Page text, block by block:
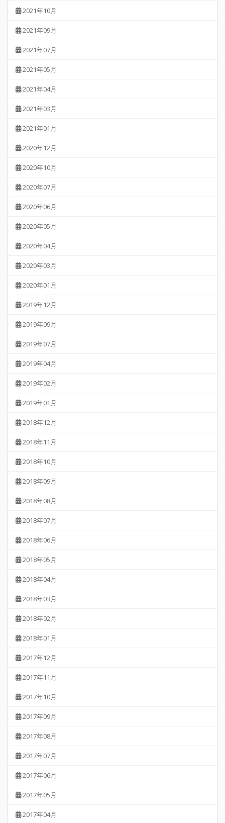
2021年10月
2021年09月
2021年07月
2021年05月
2021年04月
2021年03月
2021年01月
2020年12月
2020年10月
2020年07月
2020年06月
2020年05月
2020年04月
2020年03月
2020年01月
2019年12月
2019年09月
2019年07月
2019年04月
2019年02月
2019年01月
2018年12月
2018年11月
2018年10月
2018年09月
2018年08月
2018年07月
2018年06月
2018年05月
2018年04月
2018年03月
2018年02月
2018年01月
2017年12月
2017年11月
2017年10月
2017年09月
2017年08月
2017年07月
2017年06月
2017年05月
2017年04月